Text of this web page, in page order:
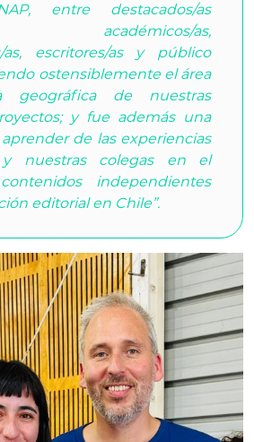
entre destacados/as
académicos/as,
as, escritores/as y público
ostensiblemente el área
geográfica de nuestras
y fue además una
de las experiencias
nuestras colegas en el
independientes
editorial en Chile”.